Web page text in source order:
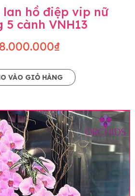
lan hồ điệp vip nữ
5 cành VNH13
VÀO GIỎ HÀNG